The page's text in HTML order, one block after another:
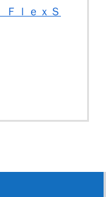
ｌｅｘＳ